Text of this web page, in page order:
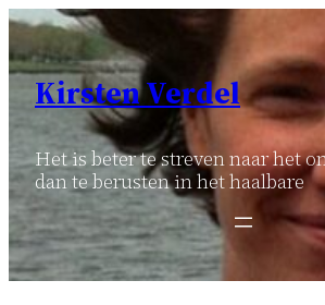
Ga
naar
inhoud
Kirsten Verdel
Het is beter te streven naar het
dan te berusten in het haalbare